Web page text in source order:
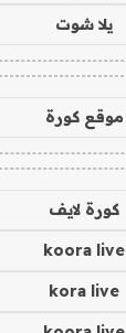
يلا شوت
موقع كورة
كورة لايف
koora live
kora live